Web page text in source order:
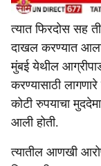
त्यात फिरदोस सह
दाखल करण्यात आला
मुंबई येथील
करण्यासाठी
कोटी रुपयाचा
आली होती.
त्यातील आणखी